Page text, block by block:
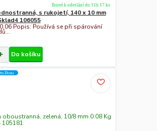
s rukojetí, 140 x 10 mm
106055
Popis: Používá se při spárování
Ihned k odeslání do 11h 17 ks
Do košíku